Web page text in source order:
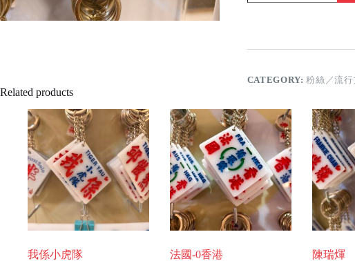
CATEGORY:粉絲／流行
Related products
我係小虎隊
法國-0香港
陳瑞煇